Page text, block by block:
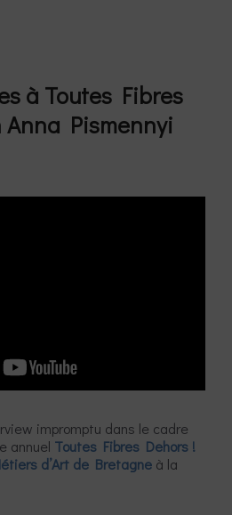
à Toutes Fibres
Anna Pismennyi
impromptu dans le cadre
annuel Toutes Fibres Dehors !
d’Art de Bretagne à la